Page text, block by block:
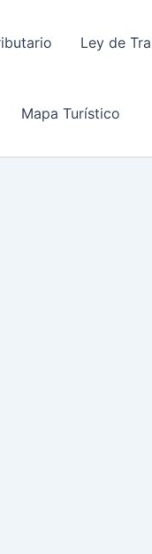
Ley de
Mapa Turístico